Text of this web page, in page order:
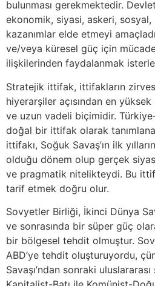
bulunması gerekmektedir.
ekonomik, siyasi, askeri,
kazanımlar elde etmeyi
ve/veya küresel güç için
ilişkilerinden faydalanmak
Stratejik ittifak, ittifakların
hiyerarşiler açısından en
ve uzun vadeli biçimidir.
doğal bir ittifak olarak
ittifakı, Soğuk Savaş’ın ilk
olduğu dönem olup gerçek
ve pragmatik nitelikteydi. Bu
tarif etmek doğru olur.
Sovyetler Birliği, İkinci Dünya
ve sonrasında bir süper güç
bir bölgesel tehdit olmuştur.
ABD’ye tehdit oluşturuyordu,
Savaşı’ndan sonraki